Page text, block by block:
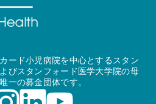
ード小児病院を中心とするスタン
びスタンフォード医学大学院の母
一の募金団体です。